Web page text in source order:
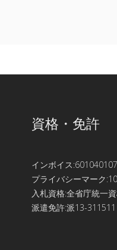
資格・免許
インボイス
プライバシーマーク
入札資格:全省庁統一
派遣免許:派13-311511